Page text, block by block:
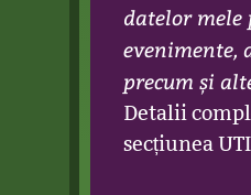
datelor
evenimente,
precum și
Detalii
secțiunea